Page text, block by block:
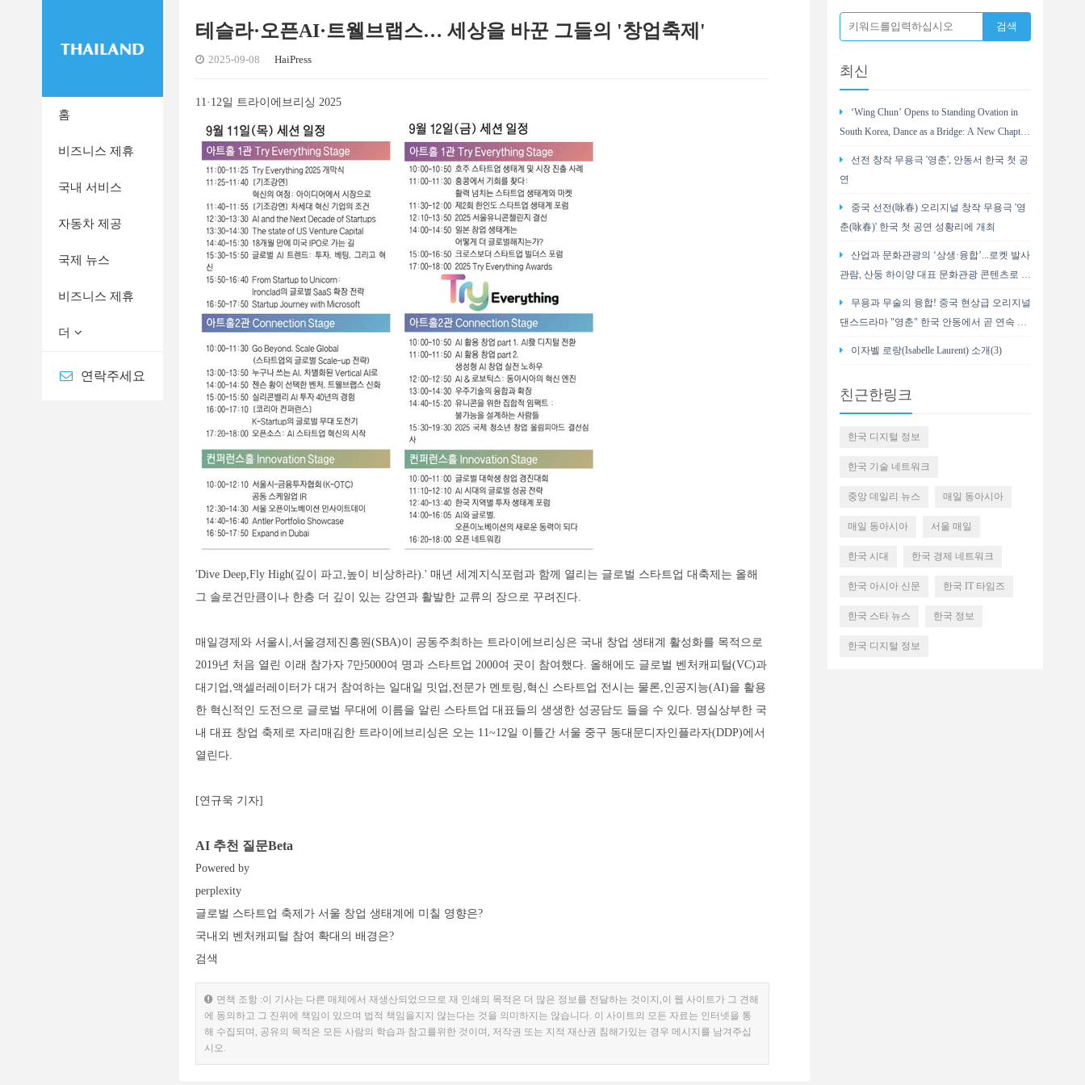
홈
비즈니스 제휴
국내 서비스
자동차 제공
국제 뉴스
비즈니스 제휴
더
연락주세요
테슬라·오픈AI·트웰브랩스… 세상을 바꾼 그들의 '창업축제'
2025-09-08 HaiPress
11·12일 트라이에브리싱 2025
'Dive Deep,Fly High(깊이 파고,높이 비상하라).' 매년 세계지식포럼과 함께 열리는 글로벌 스타트업 대축제는 올해
그 솔로건만큼이나 한층 더 깊이 있는 강연과 활발한 교류의 장으로 꾸려진다.
매일경제와 서울시,서울경제진흥원(SBA)이 공동주최하는 트라이에브리싱은 국내 창업 생태계 활성화를 목적으로
2019년 처음 열린 이래 참가자 7만5000여 명과 스타트업 2000여 곳이 참여했다. 올해에도 글로벌 벤처캐피털(VC)과
대기업,액셀러레이터가 대거 참여하는 일대일 밋업,전문가 멘토링,혁신 스타트업 전시는 물론,인공지능(AI)을 활용
한 혁신적인 도전으로 글로벌 무대에 이름을 알린 스타트업 대표들의 생생한 성공담도 들을 수 있다. 명실상부한 국
내 대표 창업 축제로 자리매김한 트라이에브리싱은 오는 11~12일 이틀간 서울 중구 동대문디자인플라자(DDP)에서
열린다.
[연규욱 기자]
AI 추천 질문Beta
Powered by
perplexity
글로벌 스타트업 축제가 서울 창업 생태계에 미칠 영향은?
국내외 벤처캐피털 참여 확대의 배경은?
검색
면책 조항 :이 기사는 다른 매체에서 재생산되었으므로 재 인쇄의 목적은 더 많은 정보를 전달하는 것이지,이 웹 사이트가 그 견해
에 동의하고 그 진위에 책임이 있으며 법적 책임을지지 않는다는 것을 의미하지는 않습니다. 이 사이트의 모든 자료는 인터넷을 통
해 수집되며, 공유의 목적은 모든 사람의 학습과 참고를위한 것이며, 저작권 또는 지적 재산권 침해가있는 경우 메시지를 남겨주십
시오.
최신
‘Wing Chun’ Opens to Standing Ovation in
South Korea, Dance as a Bridge: A New Chapter
선전 창작 무용극 '영춘', 안동서 한국 첫 공
연
중국 선전(咏春) 오리지널 창작 무용극 '영
춘(咏春)' 한국 첫 공연 성황리에 개최
산업과 문화관광의 ‘상생·융합’...로켓 발사
관람, 산둥 하이양 대표 문화관광 콘텐츠로 부
무용과 무술의 융합! 중국 현상급 오리지널
댄스드라마 "영춘" 한국 안동에서 곧 연속 2
이자벨 로랑(Isabelle Laurent) 소개(3)
친근한링크
한국 디지털 정보
한국 기술 네트워크
중앙 데일리 뉴스 매일 동아시아
매일 동아시아 서울 매일
한국 시대 한국 경제 네트워크
한국 아시아 신문 한국 IT 타임즈
한국 스타 뉴스 한국 정보
한국 디지털 정보